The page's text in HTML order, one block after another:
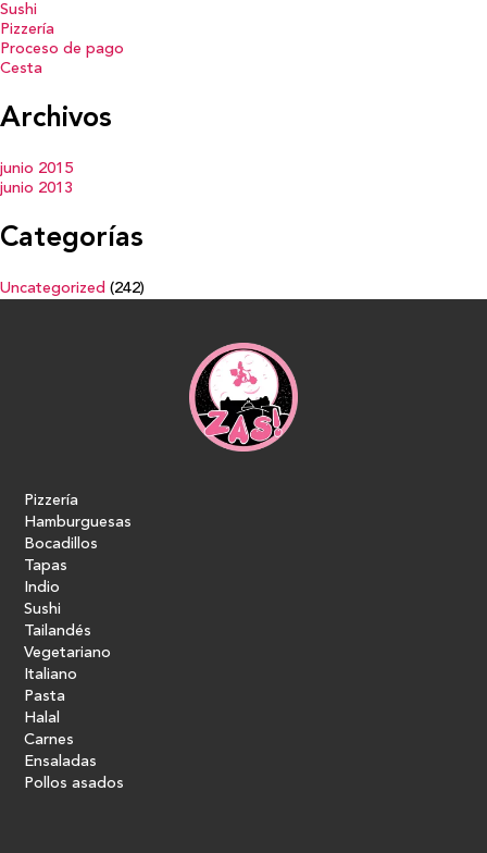
Sushi
Pizzería
Proceso de pago
Cesta
Archivos
junio 2015
junio 2013
Categorías
Uncategorized (242)
Pizzería
Hamburguesas
Bocadillos
Tapas
Indio
Sushi
Tailandés
Vegetariano
Italiano
Pasta
Halal
Carnes
Ensaladas
Pollos asados